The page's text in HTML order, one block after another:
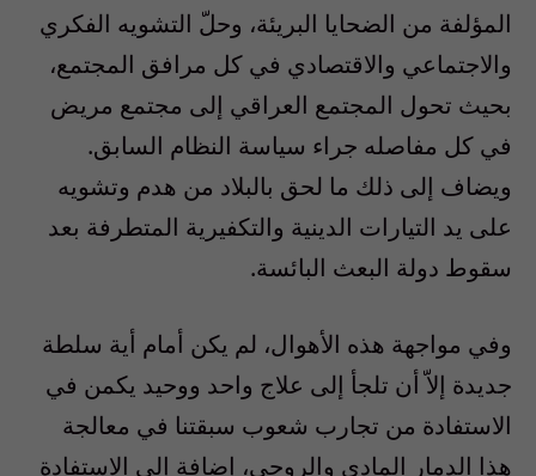
المؤلفة من الضحايا البريئة، وحلّ التشويه الفكري
والاجتماعي والاقتصادي في كل مرافق المجتمع،
بحيث تحول المجتمع العراقي إلى مجتمع مريض
في كل مفاصله جراء سياسة النظام السابق.
ويضاف إلى ذلك ما لحق بالبلاد من هدم وتشويه
على يد التيارات الدينية والتكفيرية المتطرفة بعد
سقوط دولة البعث البائسة.
وفي مواجهة هذه الأهوال، لم يكن أمام أية سلطة
جديدة إلاّ أن تلجأ إلى علاج واحد ووحيد يكمن في
الاستفادة من تجارب شعوب سبقتنا في معالجة
هذا الدمار المادي والروحي، إضافة إلى الاستفادة